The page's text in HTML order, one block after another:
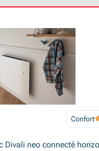
Confort
Divali neo connecté